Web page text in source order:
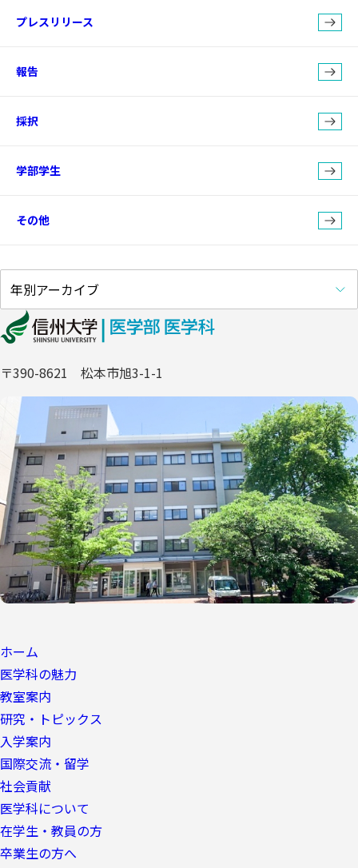
プレスリリース
報告
採択
学部学生
その他
〒390-8621 松本市旭3-1-1
ホーム
医学科の魅力
教室案内
研究・トピックス
入学案内
国際交流・留学
社会貢献
医学科について
在学生・教員の方
卒業生の方へ